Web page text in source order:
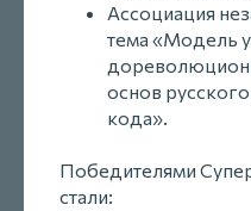
Ассоциация
тема «Модель
основ
кода».
Победителями
стали: